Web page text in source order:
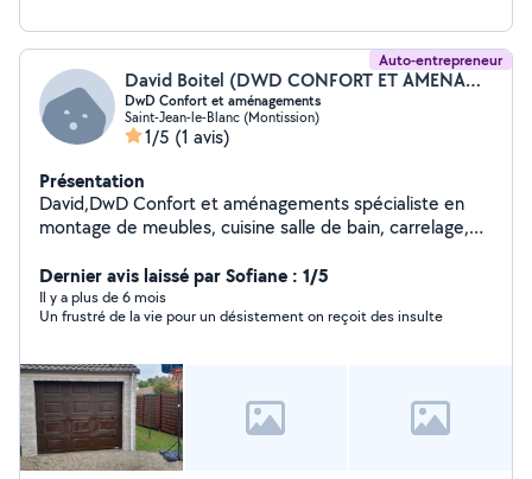
Auto-entrepreneur
David Boitel (DWD CONFORT ET AMENAGEMENTS)
DwD Confort et aménagements
Saint-Jean-le-Blanc (Montission)
1/5 (1 avis)
Présentation
David,DwD Confort et aménagements spécialiste en
montage de meubles, cuisine salle de bain, carrelage,
Dernier avis laissé par Sofiane : 1/5
Il y a plus de 6 mois
Un frustré de la vie pour un désistement on reçoit des insulte